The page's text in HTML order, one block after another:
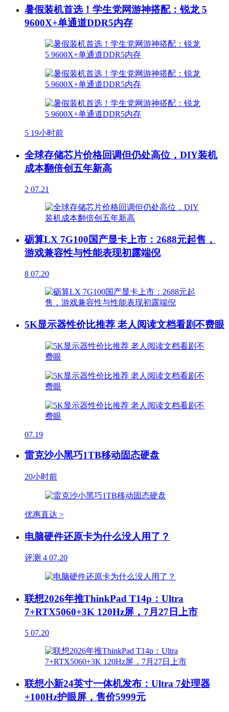
暑假装机首选！学生党网游神搭配：锐龙 5
9600X+单通道DDR5内存
5 19小时前
全球存储芯片价格回调但仍处高位，DIY装机
成本翻倍创五年新高
2 07.21
砺算LX 7G100国产显卡上市：2688元起售，
游戏兼容性与性能表现初露端倪
8 07.20
5K显示器性价比推荐 老人阅读文档看剧不费眼
07.19
雷克沙小黑巧1TB移动固态硬盘
20小时前
优惠直达 >
电脑硬件还原卡为什么没人用了？
评测 4 07.20
联想2026年推ThinkPad T14p：Ultra
7+RTX5060+3K 120Hz屏，7月27日上市
5 07.20
联想小新24英寸一体机发布：Ultra 7处理器
+100Hz护眼屏，售价5999元